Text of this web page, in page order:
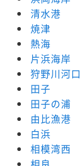
清水港
焼津
熱海
片浜海岸
狩野川河口
田子
田子の浦
由比漁港
白浜
相模湾西